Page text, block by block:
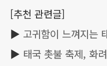
[추천 관련글]
▶ 고귀함이 느껴지는
▶ 태국 촛불 축제, 화